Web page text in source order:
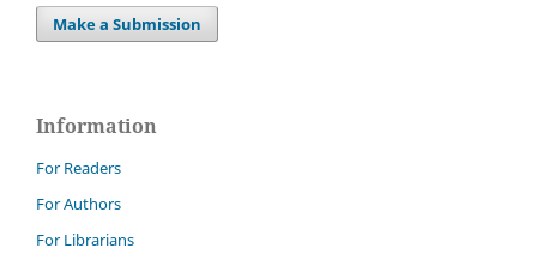
Make a Submission
Information
For Readers
For Authors
For Librarians